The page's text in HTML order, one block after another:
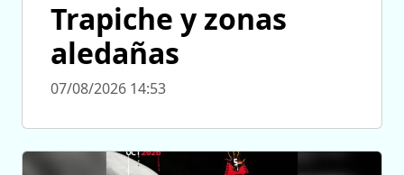
Trapiche y zonas
aledañas
07/08/2026 14:53